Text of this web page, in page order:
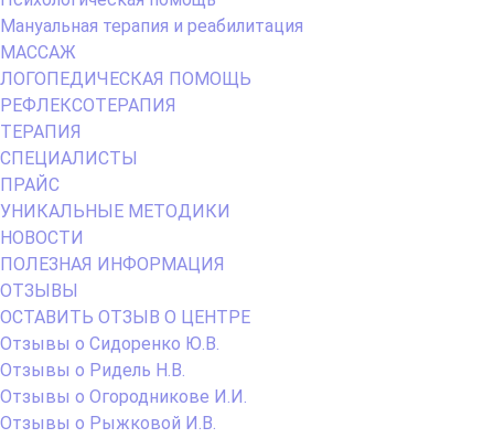
Мануальная терапия и реабилитация
МАССАЖ
ЛОГОПЕДИЧЕСКАЯ ПОМОЩЬ
РЕФЛЕКСОТЕРАПИЯ
ТЕРАПИЯ
СПЕЦИАЛИСТЫ
ПРАЙС
УНИКАЛЬНЫЕ МЕТОДИКИ
НОВОСТИ
ПОЛЕЗНАЯ ИНФОРМАЦИЯ
ОТЗЫВЫ
ОСТАВИТЬ ОТЗЫВ О ЦЕНТРЕ
Отзывы о Сидоренко Ю.В.
Отзывы о Ридель Н.В.
Отзывы о Огородникове И.И.
Отзывы о Рыжковой И.В.